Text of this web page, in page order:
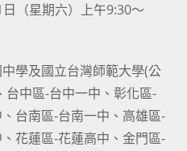
（星期六）上午9:30～
學及國立台灣師範大學(公
台中區-台中一中、彰化區-
台南區-台南一中、高雄區-
花蓮區-花蓮高中、金門區-